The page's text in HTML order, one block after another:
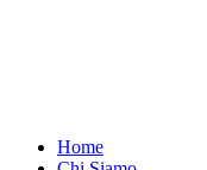
Home